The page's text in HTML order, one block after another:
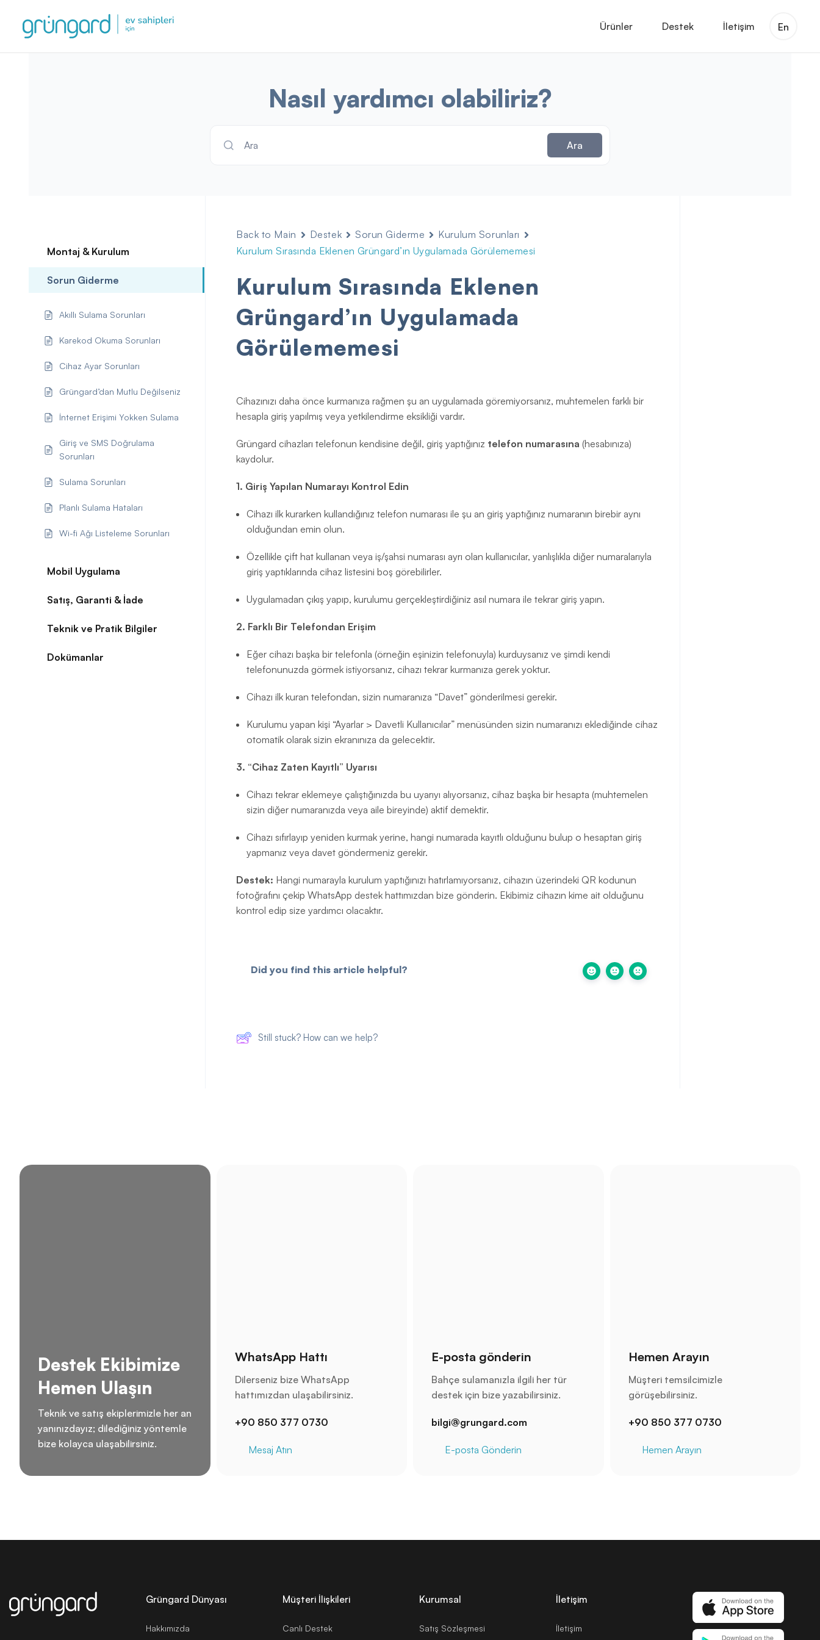
Ürünler Destek İletişim En
Nasıl yardımcı olabiliriz?
Ara Ara
Montaj & Kurulum
Sorun Giderme
Akıllı Sulama Sorunları
Karekod Okuma Sorunları
Cihaz Ayar Sorunları
Grüngard’dan Mutlu Değilseniz
İnternet Erişimi Yokken Sulama
Giriş ve SMS Doğrulama
Sorunları
Sulama Sorunları
Planlı Sulama Hataları
Wi-fi Ağı Listeleme Sorunları
Mobil Uygulama
Satış, Garanti & İade
Teknik ve Pratik Bilgiler
Dokümanlar
Back to Main Destek Sorun Giderme
Kurulum Sorunları
Kurulum Sırasında Eklenen Grüngard’ın Uygulamada Görülememesi
Kurulum Sırasında Eklenen
Grüngard’ın Uygulamada
Görülememesi
Cihazınızı daha önce kurmanıza rağmen şu an uygulamada göremiyorsanız, muhtemelen farklı bir
hesapla giriş yapılmış veya yetkilendirme eksikliği vardır.
Grüngard cihazları telefonun kendisine değil, giriş yaptığınız telefon numarasına (hesabınıza)
kaydolur.
1. Giriş Yapılan Numarayı Kontrol Edin
Cihazı ilk kurarken kullandığınız telefon numarası ile şu an giriş yaptığınız numaranın birebir aynı
olduğundan emin olun.
Özellikle çift hat kullanan veya iş/şahsi numarası ayrı olan kullanıcılar, yanlışlıkla diğer numaralarıyla
giriş yaptıklarında cihaz listesini boş görebilirler.
Uygulamadan çıkış yapıp, kurulumu gerçekleştirdiğiniz asıl numara ile tekrar giriş yapın.
2. Farklı Bir Telefondan Erişim
Eğer cihazı başka bir telefonla (örneğin eşinizin telefonuyla) kurduysanız ve şimdi kendi
telefonunuzda görmek istiyorsanız, cihazı tekrar kurmanıza gerek yoktur.
Cihazı ilk kuran telefondan, sizin numaranıza “Davet” gönderilmesi gerekir.
Kurulumu yapan kişi “Ayarlar > Davetli Kullanıcılar” menüsünden sizin numaranızı eklediğinde cihaz
otomatik olarak sizin ekranınıza da gelecektir.
3. “Cihaz Zaten Kayıtlı” Uyarısı
Cihazı tekrar eklemeye çalıştığınızda bu uyarıyı alıyorsanız, cihaz başka bir hesapta (muhtemelen
sizin diğer numaranızda veya aile bireyinde) aktif demektir.
Cihazı sıfırlayıp yeniden kurmak yerine, hangi numarada kayıtlı olduğunu bulup o hesaptan giriş
yapmanız veya davet göndermeniz gerekir.
Destek: Hangi numarayla kurulum yaptığınızı hatırlamıyorsanız, cihazın üzerindeki QR kodunun
fotoğrafını çekip WhatsApp destek hattımızdan bize gönderin. Ekibimiz cihazın kime ait olduğunu
kontrol edip size yardımcı olacaktır.
Did you find this article helpful?
Still stuck? How can we help?
Destek Ekibimize
Hemen Ulaşın
Teknik ve satış ekiplerimizle her an
yanınızdayız; dilediğiniz yöntemle
bize kolayca ulaşabilirsiniz.
WhatsApp Hattı
Dilerseniz bize WhatsApp
hattımızdan ulaşabilirsiniz.
+90 850 377 0730
Mesaj Atın
E-posta gönderin
Bahçe sulamanızla ilgili her tür
destek için bize yazabilirsiniz.
bilgi@grungard.com
E-posta Gönderin
Hemen Arayın
Müşteri temsilcimizle
görüşebilirsiniz.
+90 850 377 0730
Hemen Arayın
Grüngard Dünyası
Hakkımızda
Müşteri İlişkileri
Canlı Destek
Kurumsal
Satış Sözleşmesi
İletişim
İletişim